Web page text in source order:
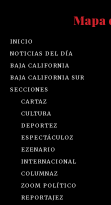
Mapa
INICIO
NOTICIAS DEL DÍA
BAJA CALIFORNIA
BAJA CALIFORNIA SUR
SECCIONES
CARTAZ
CULTURA
DEPORTEZ
ESPECTÁCULOZ
EZENARIO
INTERNACIONAL
COLUMNAZ
ZOOM POLÍTICO
REPORTAJEZ